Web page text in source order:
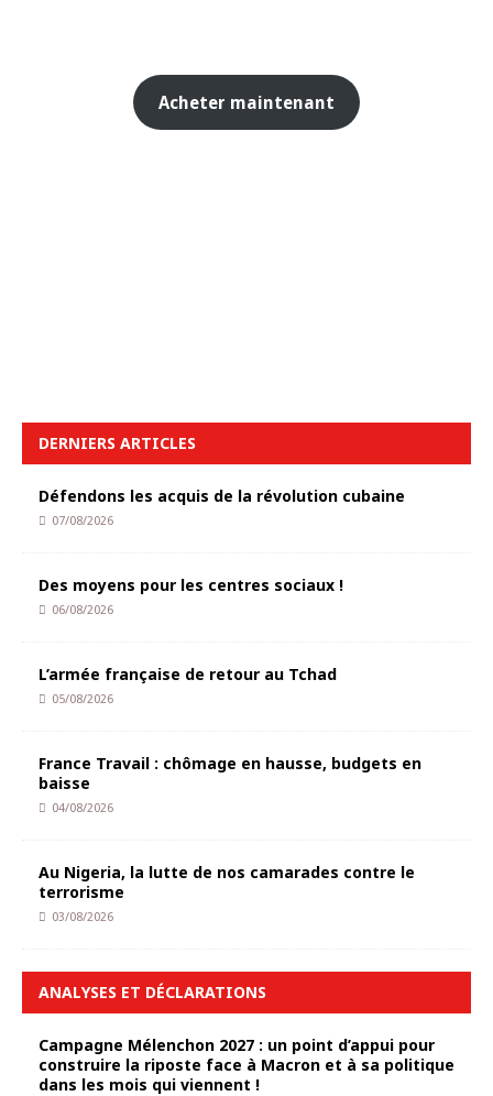
Acheter maintenant
DERNIERS ARTICLES
Défendons les acquis de la révolution cubaine
07/08/2026
Des moyens pour les centres sociaux !
06/08/2026
L’armée française de retour au Tchad
05/08/2026
France Travail : chômage en hausse, budgets en
baisse
04/08/2026
Au Nigeria, la lutte de nos camarades contre le
terrorisme
03/08/2026
ANALYSES ET DÉCLARATIONS
Campagne Mélenchon 2027 : un point d’appui pour
construire la riposte face à Macron et à sa politique
dans les mois qui viennent !